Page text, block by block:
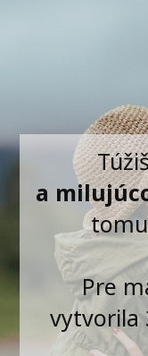
a
Pre
vytvorila